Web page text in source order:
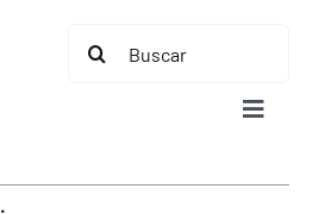
Buscar:
Toggle